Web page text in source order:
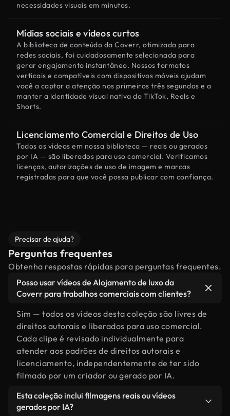
necessidades visuais em minutos.
Mídias sociais e vídeos curtos
A biblioteca de conteúdo da Coverr, otimizada para
redes sociais, foi cuidadosamente selecionada para
gerar engajamento instantâneo. Nossos formatos
verticais e compatíveis com dispositivos móveis ajudam
você a captar a atenção nos primeiros três segundos e a
manter a identidade visual nativa do TikTok, Reels e
Shorts.
Licenciamento Comercial e Direitos de Uso
Todos os vídeos em nossa biblioteca — reais ou gerados
por IA — são liberados para uso comercial. Verificamos
licenças, autorizações de uso de imagem e marcas
registradas para que você possa publicar com confiança.
Precisar de ajuda?
Perguntas frequentes
Obtenha respostas rápidas para perguntas frequentes.
Posso usar vídeos de Alojamento de luxo da
Coverr para trabalhos comerciais com clientes?
Sim — todos os vídeos desta coleção são livres de
direitos autorais e liberados para uso comercial.
Cada clipe é revisado individualmente para
atender aos padrões de direitos autorais e
licenciamento, independentemente de ter sido
filmado por um criador ou gerado por IA.
Esta coleção inclui filmagens reais ou vídeos
gerados por IA?